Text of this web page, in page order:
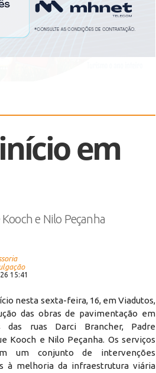
em
e Nilo Peçanha
15:41
nesta sexta-feira, 16, em Viadutos,
das obras de pavimentação em
das ruas Darci Brancher, Padre
Kooch e Nilo Peçanha. Os serviços
um conjunto de intervenções
à melhoria da infraestrutura viária